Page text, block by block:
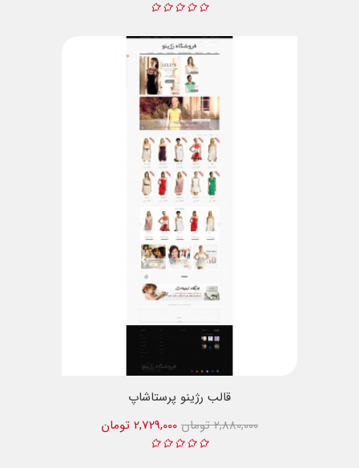
قالب رژینو پرستاشاپ
2,729,000 تومان
2,880,000 تومان